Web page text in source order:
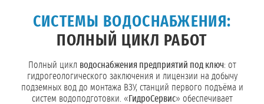
СИСТЕМЫ ВОДОСНАБЖЕНИЯ:
ПОЛНЫЙ ЦИКЛ РАБОТ
Полный цикл водоснабжения предприятий под ключ: от
гидрогеологического заключения и лицензии на добычу
подземных вод до монтажа ВЗУ, станций первого подъёма и
систем водоподготовки. «ГидроСервис» обеспечивает